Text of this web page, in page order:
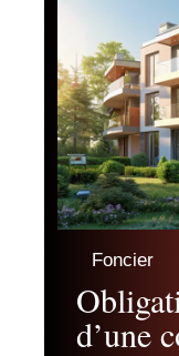
Foncier
d’une